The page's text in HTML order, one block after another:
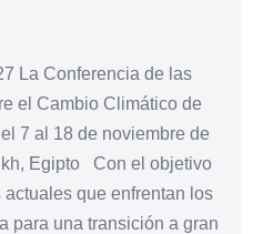
La Conferencia de las
el Cambio Climático de
7 al 18 de noviembre de
Egipto Con el objetivo
que enfrentan los
para una transición a gran